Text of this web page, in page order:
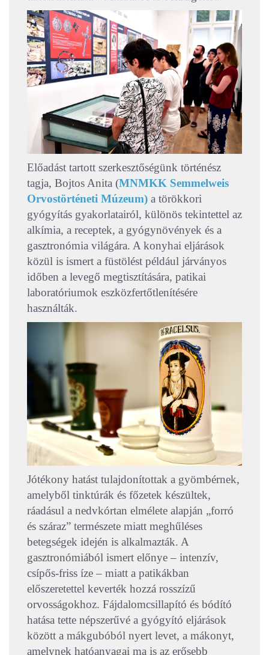
Előadást tartott szerkesztőségünk történész
tagja, Bojtos Anita (MNMKK Semmelweis
Orvostörténeti Múzeum) a törökkori
gyógyítás gyakorlatairól, különös tekintettel az
alkímia, a receptek, a gyógynövények és a
gasztronómia világára. A konyhai eljárások
közül is ismert a füstölést például járványos
időben a levegő megtisztítására, patikai
laboratóriumok eszközfertőtlenítésére
használták.
Jótékony hatást tulajdonítottak a gyömbérnek,
amelyből tinktúrák és főzetek készültek,
ráadásul a nedvkórtan elmélete alapján „forró
és száraz” természete miatt meghűléses
betegségek idején is alkalmazták. A
gasztronómiából ismert előnye – intenzív,
csípős-friss íze – miatt a patikákban
előszeretettel keverték hozzá rosszízű
orvosságokhoz. Fájdalomcsillapító és bódító
hatása tette népszerűvé a gyógyító eljárások
között a mákgubóból nyert levet, a mákonyt,
amelynek hatóanyagai ma is az erősebb